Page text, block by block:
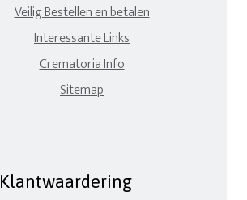
Veilig Bestellen en betalen
Interessante Links
Crematoria Info
Sitemap
Klantwaardering